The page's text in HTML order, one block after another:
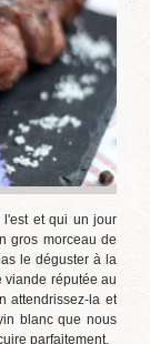
l'est et qui un jour
gros morceau de
le déguster à la
viande réputée au
attendrissez-la et
blanc que nous
parfaitement.